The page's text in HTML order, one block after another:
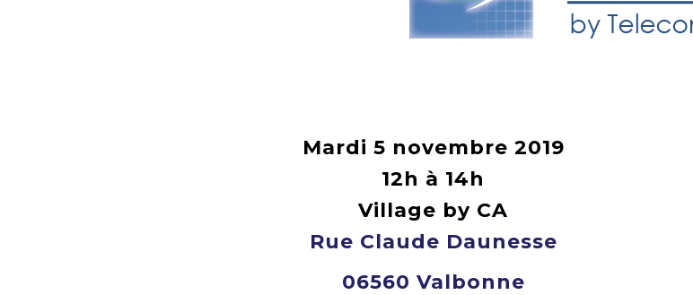
Mardi 5 novembre 2019
12h à 14h
Village by CA
Rue Claude Daunesse
06560 Valbonne